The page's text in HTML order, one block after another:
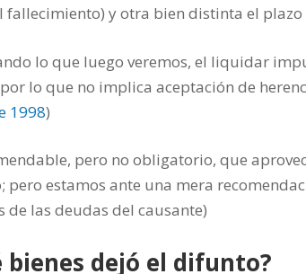
fallecimiento) y otra bien distinta el
lo que luego veremos, el liquidar
lo que no implica aceptación de
1998)
pero no obligatorio, que
pero estamos ante una mera
de las deudas del causante)
bienes dejó el difunto?